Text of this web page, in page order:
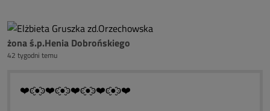
żona ś.p.Henia Dobrońskiego
42 tygodni temu
❤️ͼ̮̑●̮̑ͽ❤️ͼ̮̑●̮̑ͽ❤️ͼ̮̑●̮̑ͽ❤️ͼ̮̑●̮̑ͽ❤️